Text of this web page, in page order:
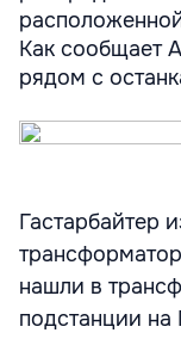
Как сообщает
рядом с
Гастарбайтер
нашли в
подстанции